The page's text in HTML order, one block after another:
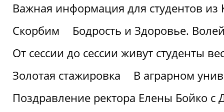
Важная информация для студентов из
Скорбим
Бодрость и Здоровье.
От сессии до сессии живут студенты
Золотая стажировка
В аграрном
Поздравление ректора Елены Бойко с